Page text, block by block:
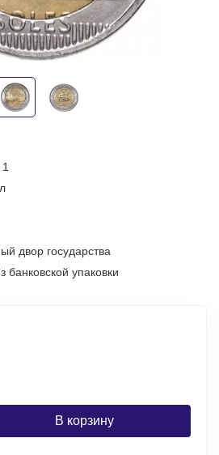
1
двор государства
банковской упаковки
В корзину